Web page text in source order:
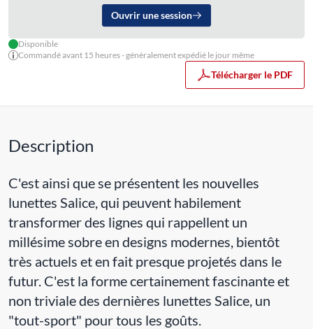
Ouvrir une session
Disponible
Commandé avant 15 heures - généralement expédié le jour même
Télécharger le PDF
Description
C'est ainsi que se présentent les nouvelles
lunettes Salice, qui peuvent habilement
transformer des lignes qui rappellent un
millésime sobre en designs modernes, bientôt
très actuels et en fait presque projetés dans le
futur. C'est la forme certainement fascinante et
non triviale des dernières lunettes Salice, un
"tout-sport" pour tous les goûts.